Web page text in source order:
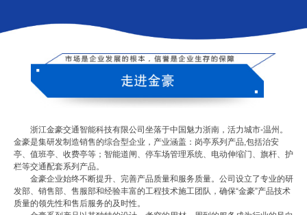
浙江金豪交通智能科技有限公司坐落于中国魅力浙南，活力城市-温州。
金豪是集研发制造销售的综合型企业，产业涵盖：岗亭系列产品,包括治安
亭、值班亭、收费亭等；智能道闸、停车场管理系统、电动伸缩门、旗杆、护
栏等交通配套系列产品。
金豪企业始终不断提升、完善产品质量和服务质量。公司设立了专业的研
发部、销售部、售服部和经验丰富的工程技术施工团队，确保“金豪”产品技术
质量的领先性和售后服务的及时性。